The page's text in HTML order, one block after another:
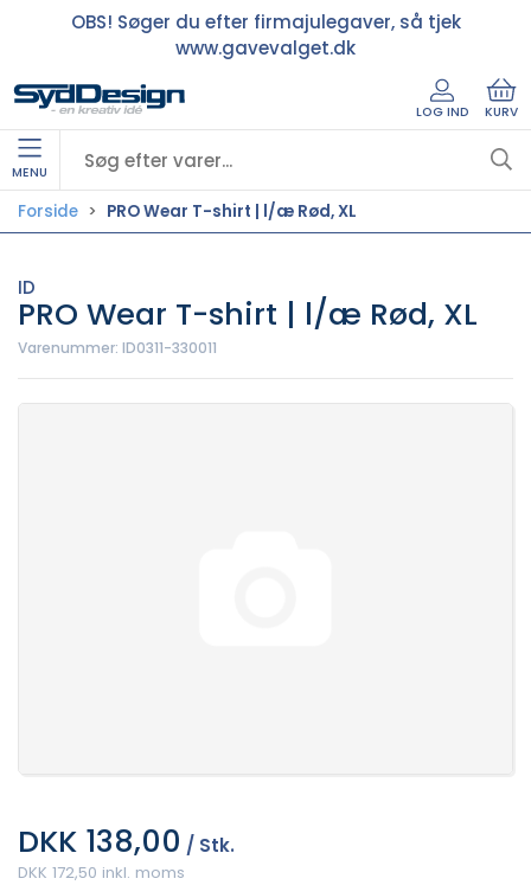
OBS! Søger du efter firmajulegaver, så tjek
www.gavevalget.dk
LOG IND KURV
MENU
Forside PRO Wear T-shirt | l/æ Rød, XL
ID
PRO Wear T-shirt | l/æ Rød, XL
Varenummer: ID0311-330011
DKK 138,00 / Stk.
DKK 172,50 inkl. moms